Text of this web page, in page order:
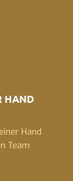
HAND
Hand
Team